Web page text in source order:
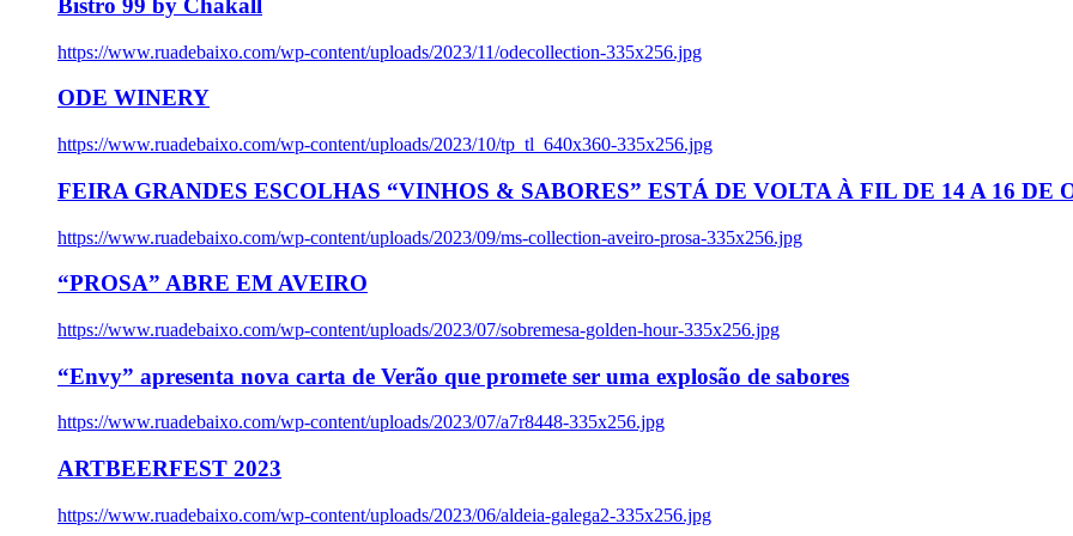
Bistro 99 by Chakall
https://www.ruadebaixo.com/wp-content/uploads/2023/11/odecollection-335x256.jpg
ODE WINERY
https://www.ruadebaixo.com/wp-content/uploads/2023/10/tp_tl_640x360-335x256.jpg
FEIRA GRANDES ESCOLHAS “VINHOS & SABORES” ESTÁ DE VOLTA À FIL DE 14 A 16 DE
https://www.ruadebaixo.com/wp-content/uploads/2023/09/ms-collection-aveiro-prosa-335x256.jpg
“PROSA” ABRE EM AVEIRO
https://www.ruadebaixo.com/wp-content/uploads/2023/07/sobremesa-golden-hour-335x256.jpg
“Envy” apresenta nova carta de Verão que promete ser uma explosão de sabores
https://www.ruadebaixo.com/wp-content/uploads/2023/07/a7r8448-335x256.jpg
ARTBEERFEST 2023
https://www.ruadebaixo.com/wp-content/uploads/2023/06/aldeia-galega2-335x256.jpg